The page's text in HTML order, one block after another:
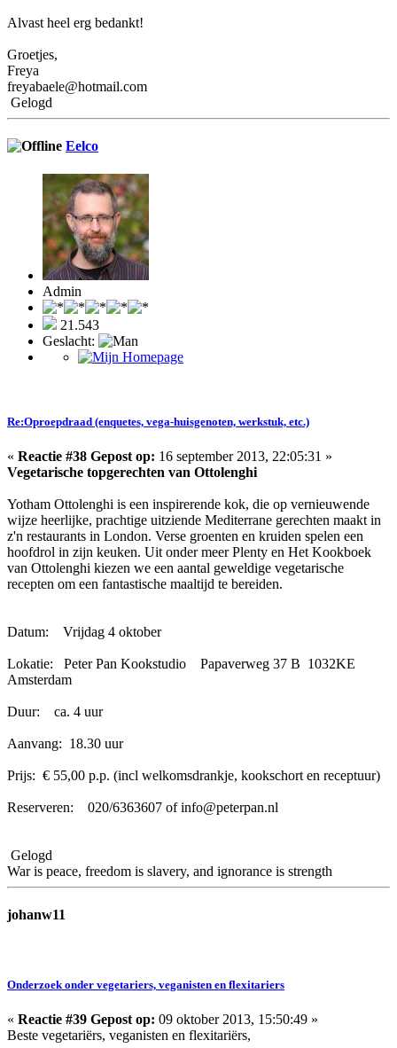
Alvast heel erg bedankt!
Groetjes,
Freya
freyabaele@hotmail.com
Gelogd
Eelco
Admin
21.543
Geslacht:
Re:Oproepdraad (enquetes, vega-huisgenoten, werkstuk, etc.)
« Reactie #38 Gepost op: 16 september 2013, 22:05:31 »
Vegetarische topgerechten van Ottolenghi
Yotham Ottolenghi is een inspirerende kok, die op vernieuwende
wijze heerlijke, prachtige uitziende Mediterrane gerechten maakt in
z'n restaurants in London. Verse groenten en kruiden spelen een
hoofdrol in zijn keuken. Uit onder meer Plenty en Het Kookboek
van Ottolenghi kiezen we een aantal geweldige vegetarische
recepten om een fantastische maaltijd te bereiden.
Datum: Vrijdag 4 oktober
Lokatie: Peter Pan Kookstudio Papaverweg 37 B 1032KE
Amsterdam
Duur: ca. 4 uur
Aanvang: 18.30 uur
Prijs: € 55,00 p.p. (incl welkomsdrankje, kookschort en receptuur)
Reserveren: 020/6363607 of info@peterpan.nl
Gelogd
War is peace, freedom is slavery, and ignorance is strength
johanw11
Onderzoek onder vegetariers, veganisten en flexitariers
« Reactie #39 Gepost op: 09 oktober 2013, 15:50:49 »
Beste vegetariërs, veganisten en flexitariërs,